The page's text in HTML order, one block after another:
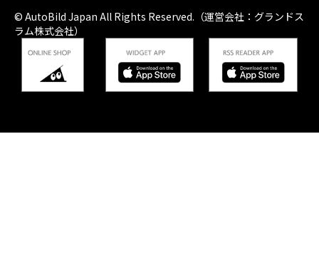
© AutoBild Japan All Rights Reserved.（運営会社：グランドス
ラム株式会社）